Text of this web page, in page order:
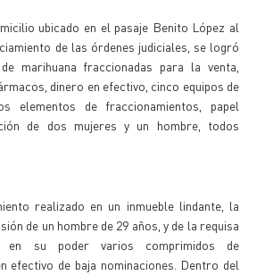
ubicado en el pasaje Benito López al
de las órdenes judiciales, se logró
marihuana fraccionadas para la venta,
dinero en efectivo, cinco equipos de
elementos de fraccionamientos, papel
de dos mujeres y un hombre, todos
realizado en un inmueble lindante, la
de un hombre de 29 años, y de la requisa
en su poder varios comprimidos de
efectivo de baja nominaciones. Dentro del